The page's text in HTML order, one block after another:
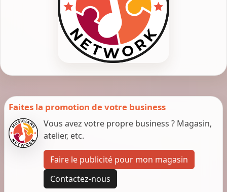
Faites la promotion de votre business
Vous avez votre propre business ? Magasin,
atelier, etc.
Faire le publicité pour mon magasin
Contactez-nous